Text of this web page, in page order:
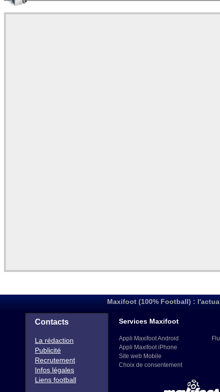
Maxifoot (100% Football) :
Contacts
La rédaction
Publicité
Recrutement
Infos légales
Liens football
Services Maxifoot
Appli Maxifoot Android
Appli Maxifoot iPhone
Site web Mobile
Choix de consentement